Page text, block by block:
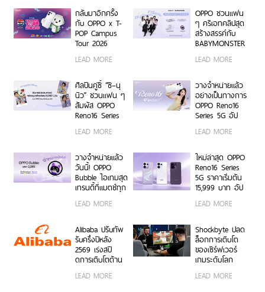
เองได้เต็มที่ ผ่าน
OPPO K-POP
Star Random
Dance พร้อม
คลูซีฟ
กลับมาอีกครั้ง
กับ OPPO x T-
POP Campus
Tour 2026
สนุก บุก 6 รั้ว
ประเทศ ชวนเหล่า
นักศึกษา มา
Make Your
Moment กับ
Series 5G เร็ว ๆ
LEAD MORE
OPPO ชวนแฟน
ๆ ครีเอทคลิปสุด
สร้างสรรค์กับ
BABYMONSTER
คอนเสิร์ตโซน VIP
Edition Gift Box
สุดเอ็กซ์คลูซีฟ
ร่วมสนุกได้ตั้งแต่
6 ก.ค. – 17 ส.ค.
LEAD MORE
ศิลปินคู่ซี้ “ซี–นุ
นิว” ชวนแฟน ๆ
สัมผัส OPPO
Reno16 Series
Unbox พร้อม
กล้องมุมกว้าง
พิเศษ 50MP
0.6x เก็บทุก
โมเมนต์ โดดเด่น
LEAD MORE
วางจำหน่ายแล้ว
อย่างเป็นทางการ
OPPO Reno16
Series 5G อัป
กว้างพิเศษ
0.6x ถ่ายคนสวย
สีผิวเป็น
ธรรมชาติทั้งภาพ
นิ่งและวิดีโอ ใน
ราคาเริ่มต้นเพียง
15,999 บาท
สมนาคุณสุดคุ้ม
ค่า!
LEAD MORE
วางจำหน่ายแล้ว
วันนี้! OPPO
Bubble ไอเทมสุด
เทรนดี้ที่แมตช์ทุก
คุณสมบัติเด่น ใช้
งานได้ทั้งบนสมา
ร์ตโฟน OPPO
และระบบ iOS ใน
ราคา 2,999 บาท
LEAD MORE
ใหม่ล่าสุด OPPO
Reno16 Series
5G ราคาเริ่มต้น
15,999 บาท อัป
กว้างพิเศษ
สวยทั้งภาพและ
วิดีโอ พร้อม
ดีไซน์ดวงดาว 3
มิติ ครั้งแรกใน
LEAD MORE
Alibaba ปรับทัพ
รับครึ่งปีหลัง
2569 เร่งสปี
ดการเติบโตด้าน
ขององค์กร
LEAD MORE
Shockbyte ปลด
ล็อกการเติบโต
ของเซิร์ฟเวอร์
เกมระดับโลก
เซิร์ฟเวอร์
LEAD MORE